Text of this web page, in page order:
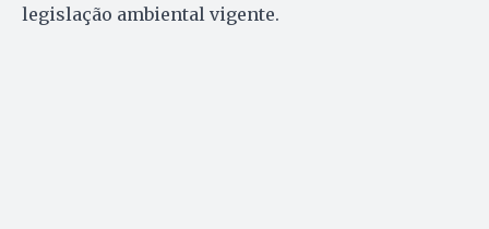
legislação ambiental vigente.